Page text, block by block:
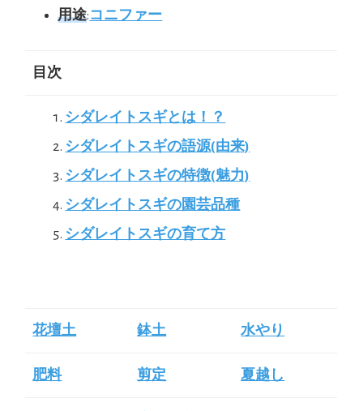
用途:コニファー
目次
シダレイトスギとは！？
シダレイトスギの語源(由来)
シダレイトスギの特徴(魅力)
シダレイトスギの園芸品種
シダレイトスギの育て方
花壇土 鉢土 水やり
肥料 剪定 夏越し